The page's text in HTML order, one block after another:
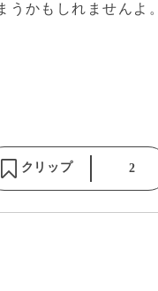
かもしれませんよ。
クリップ 2